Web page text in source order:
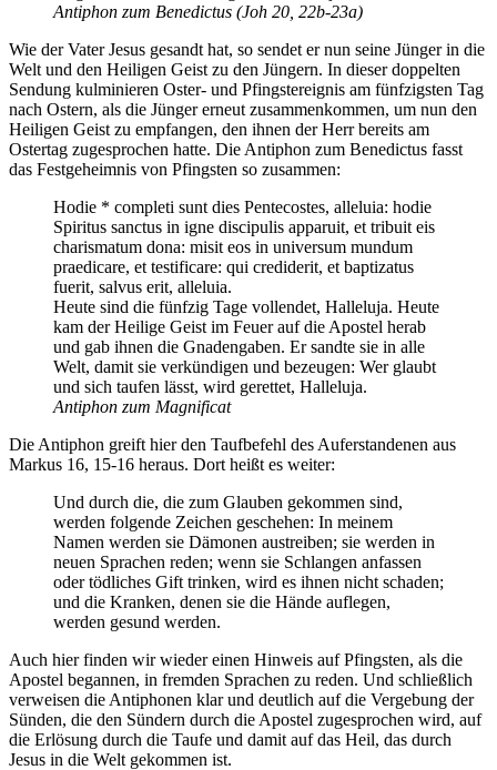
Antiphon zum Benedictus (Joh 20, 22b-23a)
Wie der Vater Jesus gesandt hat, so sendet er nun seine Jünger in die
Welt und den Heiligen Geist zu den Jüngern. In dieser doppelten
Sendung kulminieren Oster- und Pfingstereignis am fünfzigsten Tag
nach Ostern, als die Jünger erneut zusammenkommen, um nun den
Heiligen Geist zu empfangen, den ihnen der Herr bereits am
Ostertag zugesprochen hatte. Die Antiphon zum Benedictus fasst
das Festgeheimnis von Pfingsten so zusammen:
Hodie * completi sunt dies Pentecostes, alleluia: hodie
Spiritus sanctus in igne discipulis apparuit, et tribuit eis
charismatum dona: misit eos in universum mundum
praedicare, et testificare: qui crediderit, et baptizatus
fuerit, salvus erit, alleluia.
Heute sind die fünfzig Tage vollendet, Halleluja. Heute
kam der Heilige Geist im Feuer auf die Apostel herab
und gab ihnen die Gnadengaben. Er sandte sie in alle
Welt, damit sie verkündigen und bezeugen: Wer glaubt
und sich taufen lässt, wird gerettet, Halleluja.
Antiphon zum Magnificat
Die Antiphon greift hier den Taufbefehl des Auferstandenen aus
Markus 16, 15-16 heraus. Dort heißt es weiter:
Und durch die, die zum Glauben gekommen sind,
werden folgende Zeichen geschehen: In meinem
Namen werden sie Dämonen austreiben; sie werden in
neuen Sprachen reden; wenn sie Schlangen anfassen
oder tödliches Gift trinken, wird es ihnen nicht schaden;
und die Kranken, denen sie die Hände auflegen,
werden gesund werden.
Auch hier finden wir wieder einen Hinweis auf Pfingsten, als die
Apostel begannen, in fremden Sprachen zu reden. Und schließlich
verweisen die Antiphonen klar und deutlich auf die Vergebung der
Sünden, die den Sündern durch die Apostel zugesprochen wird, auf
die Erlösung durch die Taufe und damit auf das Heil, das durch
Jesus in die Welt gekommen ist.